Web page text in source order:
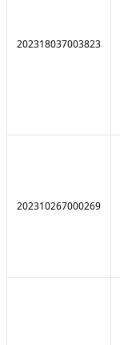
202318037003823
202310267000269